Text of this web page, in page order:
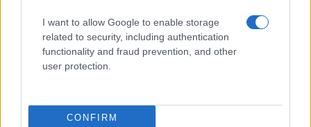
I want to allow Google to enable storage
related to security, including authentication
functionality and fraud prevention, and other
user protection.
CONFIRM
Guida al giornalino teen: linea editoriale, ruoli e
strumenti gratis
Matteo Pellegrino · 3 Ago 2026